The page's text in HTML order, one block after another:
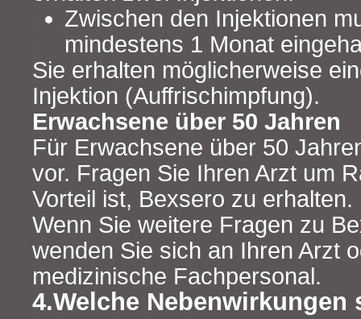
Zwischen den Injektionen
mindestens 1 Monat
Sie erhalten möglicherweise
Injektion (Auffrischimpfung).
Erwachsene über 50 Jahren
Für Erwachsene über 50
vor. Fragen Sie Ihren Arzt um
Vorteil ist, Bexsero zu erhalten.
Wenn Sie weitere Fragen zu
wenden Sie sich an Ihren Arzt
medizinische Fachpersonal.
4.Welche